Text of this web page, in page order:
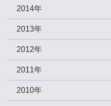
2014年
2013年
2012年
2011年
2010年